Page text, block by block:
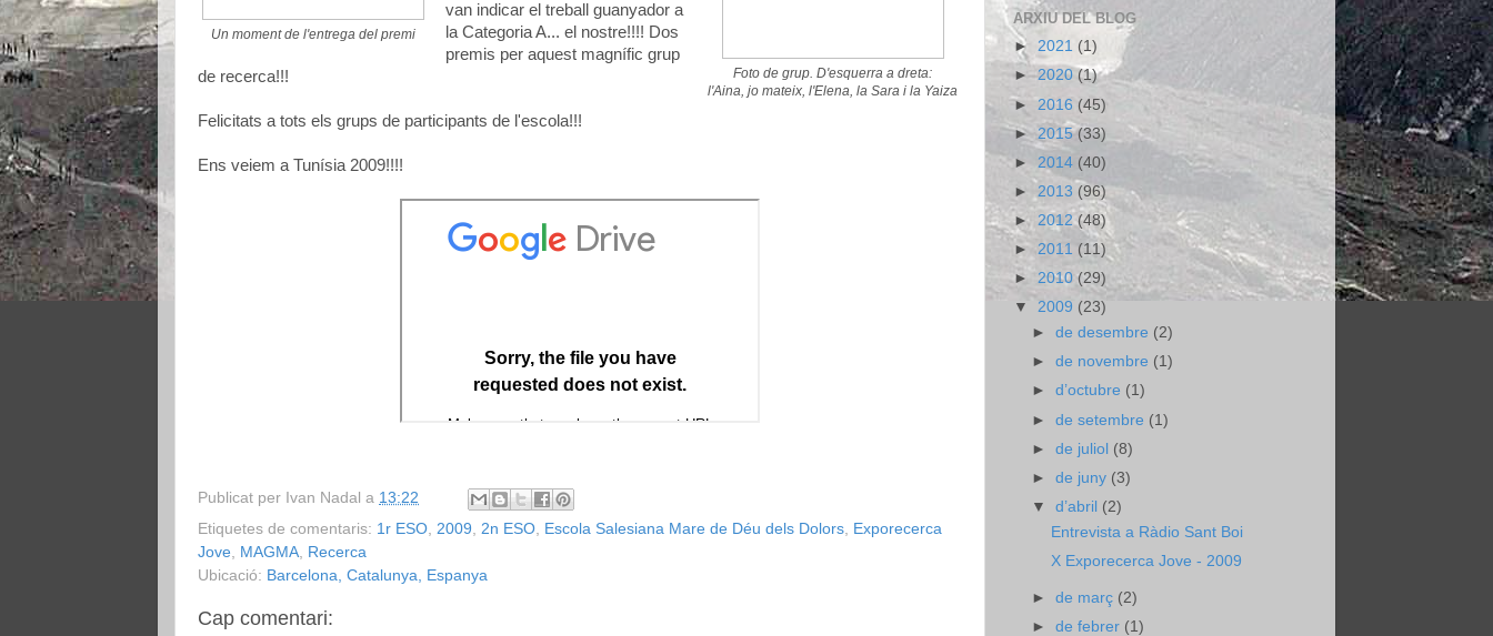
Un moment de l'entrega del premi
Foto de grup. D'esquerra a dreta:
l'Aina, jo mateix, l'Elena, la Sara i la Yaiza
van indicar el treball guanyador a
la Categoria A... el nostre!!!! Dos
premis per aquest magnífic grup
de recerca!!!
Felicitats a tots els grups de participants de l'escola!!!
Ens veiem a Tunísia 2009!!!!
Publicat per Ivan Nadal a 13:22
Etiquetes de comentaris: 1r ESO 2009 2n ESO Escola Salesiana Mare de Déu dels Dolors
Exporecerca
Jove
MAGMA
Recerca
Ubicació: Barcelona, Catalunya, Espanya
Cap comentari:
ARXIU DEL BLOG
► 2021 (1)
►2020 (1)
► 2016 (45)
► 2015(33)
► 2014 (40)
► 2013 (96)
► 2012(48)
►2011 (11)
► 2010(29)
▼ 2009 (23)
►de desembre (2)
►de novembre (1)
►d’octubre (1)
►de setembre (1)
►de juliol (8)
►de juny (3)
▼d’abril (2)
Entrevista a Ràdio Sant Boi
X Exporecerca Jove - 2009
►de març (2)
►de febrer (1)